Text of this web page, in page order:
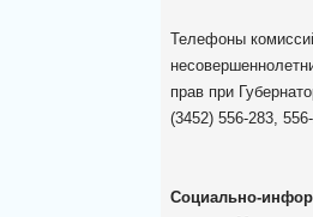
Телефоны
прав при
(3452) 556-283,
Социально-